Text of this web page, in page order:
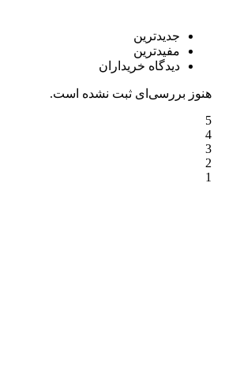
جدیدترین
مفیدترین
دیدگاه خریداران
هنوز بررسی‌ای ثبت نشده است.
5
4
3
2
1